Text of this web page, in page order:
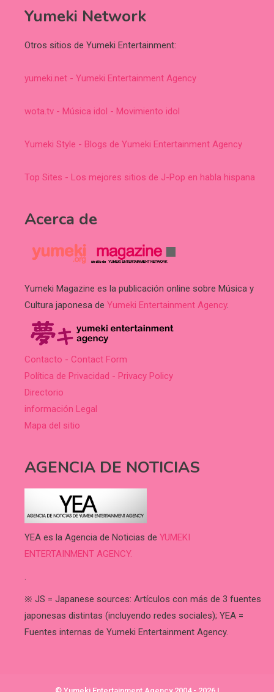
Yumeki Network
Otros sitios de Yumeki Entertainment:
yumeki.net - Yumeki Entertainment Agency
wota.tv - Música idol - Movimiento idol
Yumeki Style - Blogs de Yumeki Entertainment Agency
Top Sites - Los mejores sitios de J-Pop en habla hispana
Acerca de
Yumeki Magazine es la publicación online sobre Música y
Cultura japonesa de Yumeki Entertainment Agency.
Contacto - Contact Form
Política de Privacidad - Privacy Policy
Directorio
información Legal
Mapa del sitio
AGENCIA DE NOTICIAS
YEA es la Agencia de Noticias de YUMEKI
ENTERTAINMENT AGENCY.
.
※ JS = Japanese sources: Artículos con más de 3 fuentes
japonesas distintas (incluyendo redes sociales); YEA =
Fuentes internas de Yumeki Entertainment Agency.